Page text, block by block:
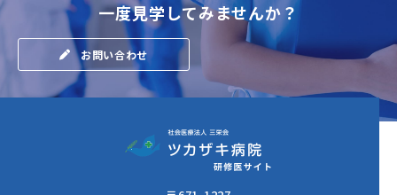
一度見学してみませんか？
お問い合わせ